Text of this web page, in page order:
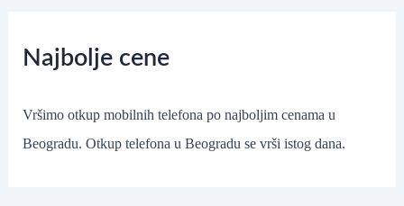
Najbolje cene
Vršimo otkup mobilnih telefona po najboljim cenama u
Beogradu. Otkup telefona u Beogradu se vrši istog dana.